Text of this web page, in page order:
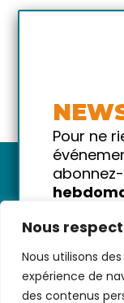
Nous
Nous utilisons
expérience de
des contenus
Nous
Pour ne
!
Votre email